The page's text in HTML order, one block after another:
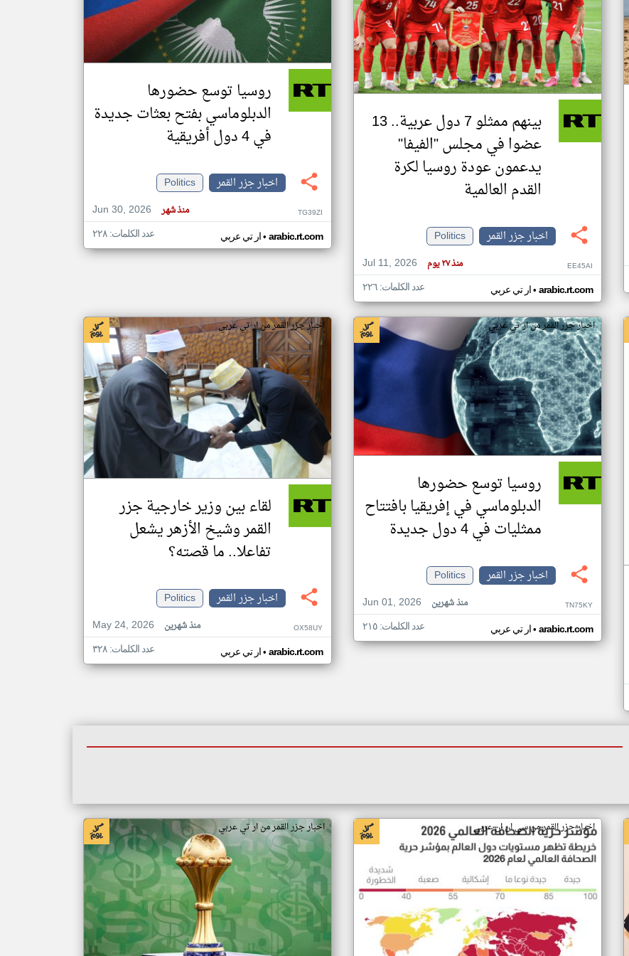
تغيير الدولة
اخبار جزر القمر على مدار الساعة
أهم اخبار جزر القمر العاجلة والمباشرة
بينهم ممثلو 7 دول عربية.. 13
عضوا في مجلس "الفيفا"
يدعمون عودة روسيا لكرة
القدم العالمية
اخبار جزر القمر
Politics
Jul 11, 2026
منذ ٢٧ يوم EE45AI
ار تي عربي• arabic.rt.com عدد الكلمات: ٢٢٦
روسيا توسع حضورها
الدبلوماسي بفتح بعثات جديدة
في 4 دول أفريقية
اخبار جزر القمر
Politics
Jun 30, 2026
منذ شهر TG39ZI
ار تي عربي• arabic.rt.com عدد الكلمات: ٢٢٨
اخبار جزر القمر من ار تي عربي
روسيا توسع حضورها
الدبلوماسي في إفريقيا بافتتاح
ممثليات في 4 دول جديدة
اخبار جزر القمر
Politics
Jun 01, 2026
منذ شهرين TN75KY
ار تي عربي• arabic.rt.com عدد الكلمات: ٢١٥
اخبار جزر القمر من ار تي عربي
لقاء بين وزير خارجية جزر
القمر وشيخ الأزهر يشعل
تفاعلا.. ما قصته؟
اخبار جزر القمر
Politics
May 24, 2026
منذ شهرين OX58UY
ار تي عربي• arabic.rt.com عدد الكلمات: ٣٢٨
اخبار جزر القمر من سي ان ان عربي اخبار جزر القمر من ار تي عربي
klyoum.com